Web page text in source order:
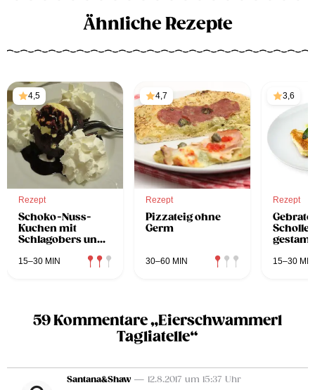
Ähnliche Rezepte
4,5
Rezept
Schoko-Nuss-
Kuchen mit
Schlagobers und
15–30 MIN
4,7
Rezept
Pizzateig ohne
Germ
30–60 MIN
3,6
Rezept
Erbsen
15–30 MIN
59 Kommentare „Eierschwammerl
Tagliatelle“
Santana&Shaw — 12.8.2017 um 15:37 Uhr